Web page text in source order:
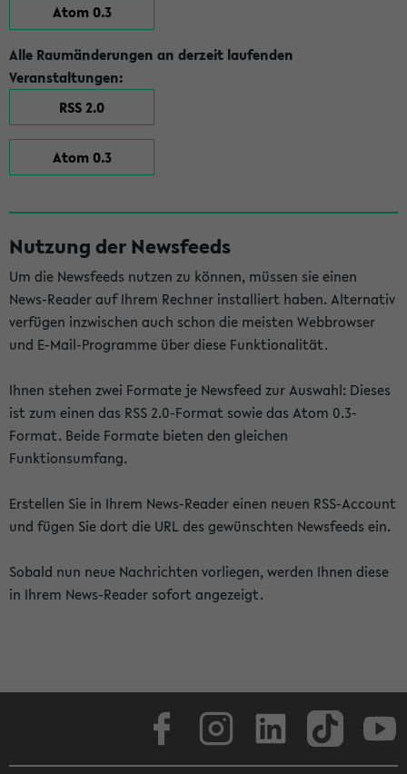
Atom 0.3
Alle Raumänderungen an derzeit laufenden
Veranstaltungen:
RSS 2.0
Atom 0.3
Nutzung der Newsfeeds
Um die Newsfeeds nutzen zu können, müssen sie einen
News-Reader auf Ihrem Rechner installiert haben. Alternativ
verfügen inzwischen auch schon die meisten Webbrowser
und E-Mail-Programme über diese Funktionalität.
Ihnen stehen zwei Formate je Newsfeed zur Auswahl: Dieses
ist zum einen das RSS 2.0-Format sowie das Atom 0.3-
Format. Beide Formate bieten den gleichen
Funktionsumfang.
Erstellen Sie in Ihrem News-Reader einen neuen RSS-Account
und fügen Sie dort die URL des gewünschten Newsfeeds ein.
Sobald nun neue Nachrichten vorliegen, werden Ihnen diese
in Ihrem News-Reader sofort angezeigt.